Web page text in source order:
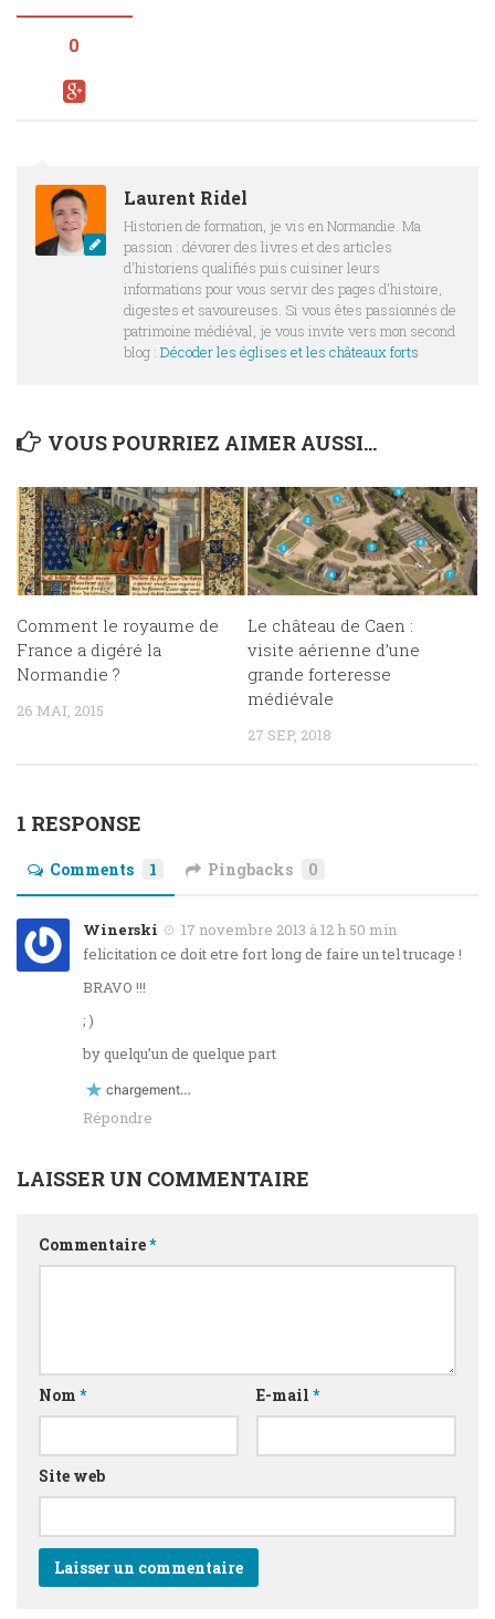
0
Laurent Ridel
Historien de formation, je vis en Normandie. Ma
passion : dévorer des livres et des articles
d'historiens qualifiés puis cuisiner leurs
informations pour vous servir des pages d'histoire,
digestes et savoureuses. Si vous êtes passionnés de
patrimoine médiéval, je vous invite vers mon second
blog : Décoder les églises et les châteaux forts
VOUS POURRIEZ AIMER AUSSI...
Comment le royaume de
France a digéré la
Normandie ?
26 MAI, 2015
Le château de Caen :
visite aérienne d’une
grande forteresse
médiévale
27 SEP, 2018
1 RESPONSE
Comments 1 Pingbacks 0
Winerski
17 novembre 2013 à 12 h 50 min
felicitation ce doit etre fort long de faire un tel trucage !
BRAVO !!!
; )
by quelqu’un de quelque part
chargement…
Répondre
LAISSER UN COMMENTAIRE
Commentaire*
Nom * E-mail *
Site web